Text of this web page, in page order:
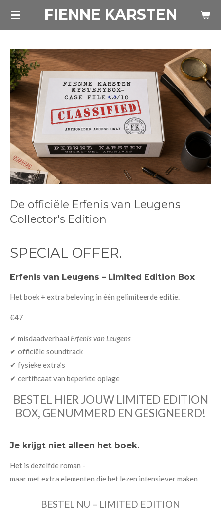
Ga
de
hoofdinhoud
FIENNE KARSTEN
De officiële Erfenis van Leugens
Collector's Edition
SPECIAL OFFER.
Erfenis van Leugens – Limited Edition Box
Het boek + extra beleving in één gelimiteerde editie.
€47
✔ misdaadverhaal Erfenis van Leugens
✔ officiële soundtrack
✔ fysieke extra’s
✔ certificaat van beperkte oplage
BESTEL HIER JOUW LIMITED EDITION
BOX, GENUMMERD EN GESIGNEERD!
Je krijgt niet alleen het boek.
Het is dezelfde roman -
maar met extra elementen die het lezen intensiever maken.
BESTEL NU – LIMITED EDITION